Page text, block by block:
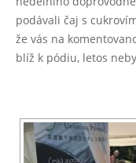
podávali čaj s
že vás na
blíž k pódiu, letos